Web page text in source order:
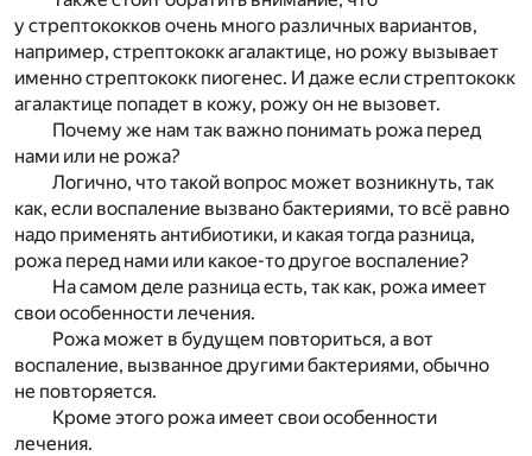
у стрептококков очень много различных вариантов,
например, стрептококк агалактице, но рожу вызывает
именно стрептококк пиогенес. И даже если стрептококк
агалактице попадет в кожу, рожу он не вызовет.
Почему же нам так важно понимать рожа перед
нами или не рожа?
Логично, что такой вопрос может возникнуть, так
как, если воспаление вызвано бактериями, то всё равно
надо применять антибиотики, и какая тогда разница,
рожа перед нами или какое-то другое воспаление?
На самом деле разница есть, так как, рожа имеет
свои особенности лечения.
Рожа может в будущем повториться, а вот
воспаление, вызванное другими бактериями, обычно
не повторяется.
Кроме этого рожа имеет свои особенности
лечения.